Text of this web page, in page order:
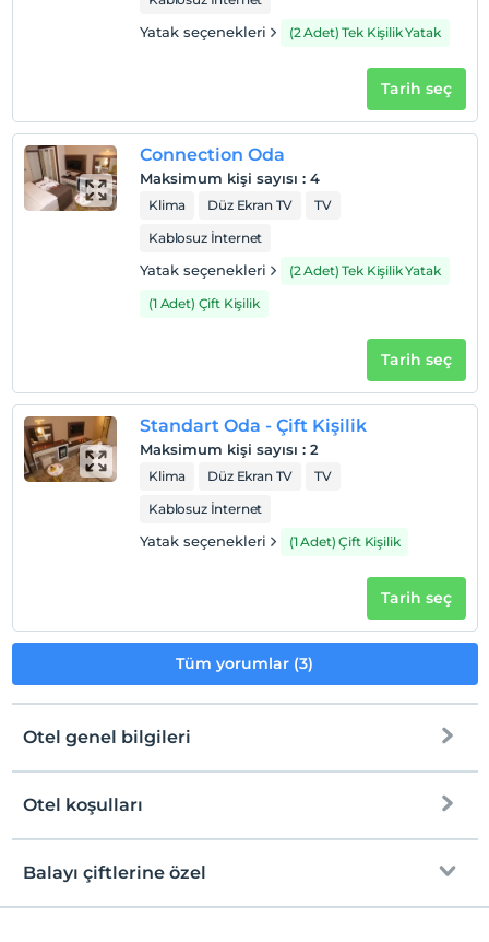
Her bir oda için 6 yaşına kadar 1 çocuk ücretsizdir
Yatak seçenekleri (2 Adet) Tek Kişilik Yatak
Tarih seç
Connection Oda
Maksimum kişi sayısı : 4
Klima Düz Ekran TV
TV
Kablosuz İnternet
Yatak seçenekleri
(2 Adet) Tek Kişilik Yatak
(1 Adet) Çift Kişilik
Tarih seç
Standart Oda - Çift Kişilik
Maksimum kişi sayısı : 2
Klima Düz Ekran TV
TV
Kablosuz İnternet
Yatak seçenekleri (1 Adet) Çift Kişilik
Tarih seç
Tüm yorumlar (3)
Otel genel bilgileri
Ücretsiz Wi-fi
Otel koşulları
Check/in
En erken saat 14:00 ve sonrası
Check/out
Balayı çiftlerine özel